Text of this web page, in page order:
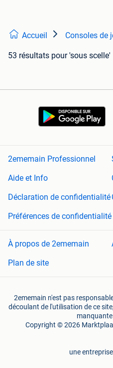
Accueil Consoles de
53 résultats pour 'sous scelle'
2ememain Professionnel
Aide et Info
Déclaration de confidentialité
Préférences de confidentialité
À propos de 2ememain
Plan de site
2ememain n'est pas
découlant de l'utilisation de ce
Copyright © 2026
une entreprise